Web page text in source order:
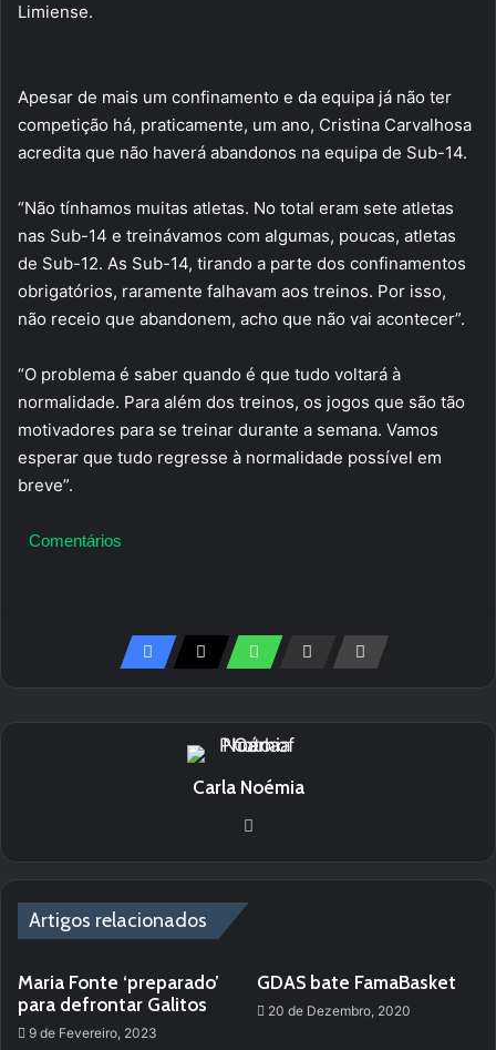
Limiense.
Apesar de mais um confinamento e da equipa já não ter
competição há, praticamente, um ano, Cristina Carvalhosa
acredita que não haverá abandonos na equipa de Sub-14.
“Não tínhamos muitas atletas. No total eram sete atletas
nas Sub-14 e treinávamos com algumas, poucas, atletas
de Sub-12. As Sub-14, tirando a parte dos confinamentos
obrigatórios, raramente falhavam aos treinos. Por isso,
não receio que abandonem, acho que não vai acontecer”.
“O problema é saber quando é que tudo voltará à
normalidade. Para além dos treinos, os jogos que são tão
motivadores para se treinar durante a semana. Vamos
esperar que tudo regresse à normalidade possível em
breve”.
Comentários
Carla Noémia
Artigos relacionados
Maria Fonte ‘preparado’
para defrontar Galitos
9 de Fevereiro, 2023
GDAS bate FamaBasket
20 de Dezembro, 2020